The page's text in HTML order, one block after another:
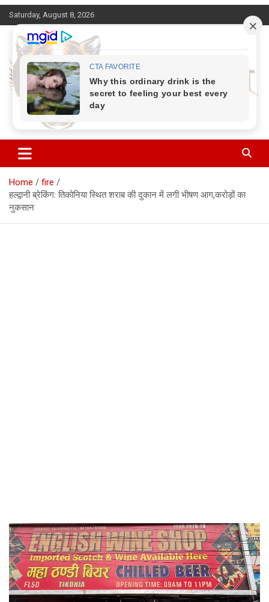
Skip
to
content
Saturday, August 8, 2026
Corbett Halchal (कॉर्बेट हलचल)
Home
fire
हल्द्वानी ब्रेकिंग: तिकोनिया स्थित शराब की दुकान में लगी भीषण आग,करोड़ों का
नुकसान